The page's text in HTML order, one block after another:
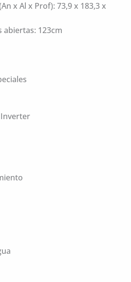
x Al x Prof): 73,9 x 183,3 x
abiertas: 123cm